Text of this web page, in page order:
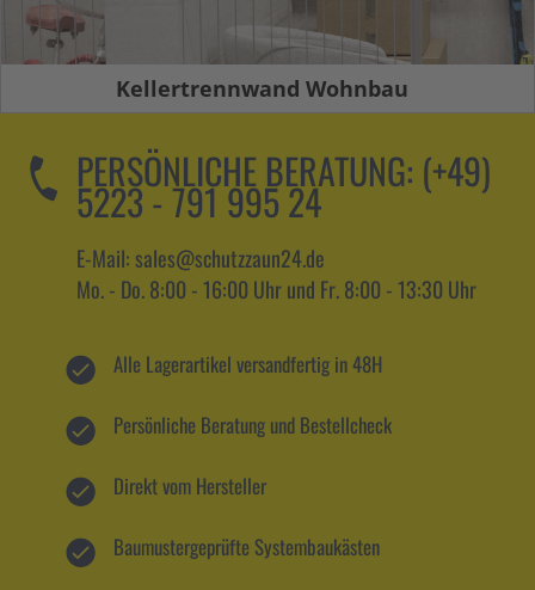
Kellertrennwand Wohnbau
PERSÖNLICHE BERATUNG: (+49)
5223 - 791 995 24
E-Mail: sales@schutzzaun24.de
Mo. - Do. 8:00 - 16:00 Uhr und Fr. 8:00 - 13:30 Uhr
Alle Lagerartikel versandfertig in 48H
Persönliche Beratung und Bestellcheck
Direkt vom Hersteller
Baumustergeprüfte Systembaukästen